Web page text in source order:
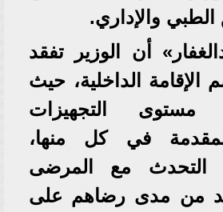
الطبي والإداري.
أن الوزير تفقد
الإقامة الداخلية، حيث
التجهيزات
في كل منها،
مع المرضى
من مدى رضاهم على